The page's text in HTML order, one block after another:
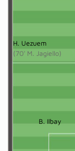
H. Uezuem
(70' M. Jagiello)
B. Ilbay